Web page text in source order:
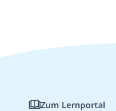
Zum Lernportal